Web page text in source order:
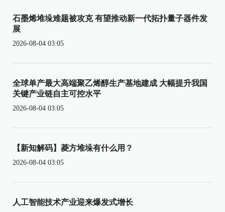
石墨烯堆垛难题被攻克 有望推动新一代拓扑量子器件发
展
2026-08-04 03:05
全球单产最大高端聚乙烯醇生产基地建成 大幅提升我国
关键产业链自主可控水平
2026-08-04 03:05
【新知解码】菱方堆垛有什么用？
2026-08-04 03:05
人工智能技术产业迎来爆发式增长